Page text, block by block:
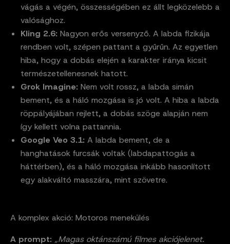
vágás a végén, összességében ez állt legközelebb a
valósághoz.
Kling 2.6: Nagyon erős versenyző. A labda fizikája
rendben volt, szépen pattant a gyűrűn. Az egyetlen
hiba, hogy a dobás elején a karakter iránya kicsit
természetellenesnek hatott.
Grok Imagine: Nem volt rossz, a labda simán
bement, és a háló mozgása is jó volt. A hiba a labda
röppályájában rejlett, a dobás szöge alapján nem
így kellett volna pattannia.
Google Veo 3.1: A labda bement, de a
hanghatások furcsák voltak (labdapattogás a
háttérben), és a háló mozgása inkább hasonlított
egy alakváltó masszára, mint szövetre.
A komplex akció: Motoros menekülés
A prompt: „Magas oktánszámú filmes akciójelenet.